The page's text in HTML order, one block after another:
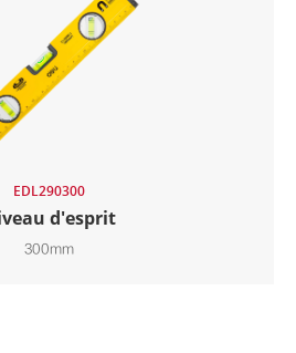
EDL290300
d'esprit
300mm